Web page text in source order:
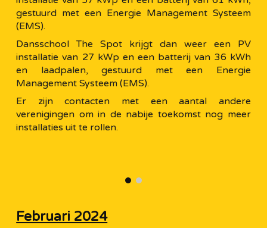
gestuurd met een Energie Management Systeem
(EMS).
Dansschool The Spot krijgt dan weer een PV
installatie van 27 kWp en een batterij van 36 kWh
en laadpalen, gestuurd met een Energie
Management Systeem (EMS).
Er zijn contacten met een aantal andere
verenigingen om in de nabije toekomst nog meer
installaties uit te rollen.
Februari 2024